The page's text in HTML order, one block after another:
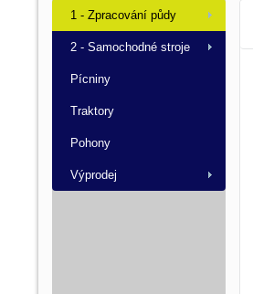
1 - Zpracování půdy
2 - Samochodné stroje
Pícniny
Traktory
Pohony
Výprodej